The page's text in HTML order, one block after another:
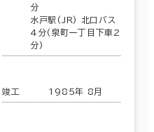
分
水戸駅(JR) 北口バス
4分(泉町一丁目下車2
分)
竣工 1985年 8月